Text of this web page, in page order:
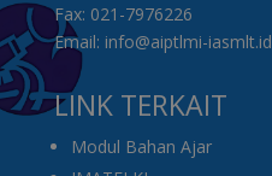
Fax: 021-7976226
Email: info@aiptlmi-iasmlt.id
LINK TERKAIT
Modul Bahan Ajar